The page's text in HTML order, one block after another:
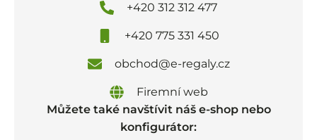
+420 312 312 477
+420 775 331 450
obchod@e-regaly.cz
Firemní web
Můžete také navštívit náš e-shop nebo
konfigurátor: